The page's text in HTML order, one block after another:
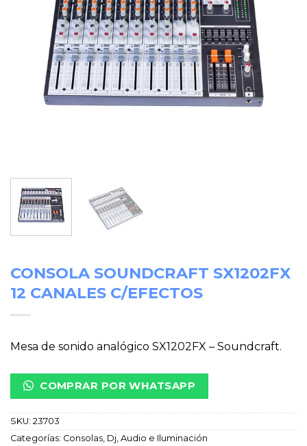
CONSOLA SOUNDCRAFT SX1202FX
12 CANALES C/EFECTOS
Mesa de sonido analógico SX1202FX – Soundcraft.
COMPRAR POR WHATSAPP
SKU: 23703
Categorías: Consolas Dj, Audio e Iluminación